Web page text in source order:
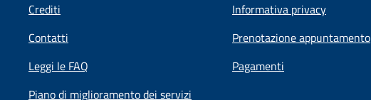
Crediti Informativa privacy
Contatti Prenotazione appuntamento
Leggi le FAQ Pagamenti
Piano di miglioramento dei servizi